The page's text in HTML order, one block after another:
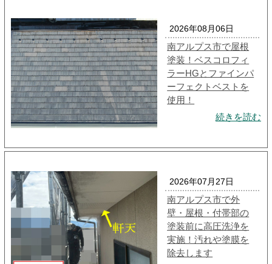
2026年08月06日
南アルプス市で屋根
塗装！ベスコロフィ
ラーHGとファインパ
ーフェクトベストを
使用！
続きを読む
2026年07月27日
南アルプス市で外
壁・屋根・付帯部の
塗装前に高圧洗浄を
実施！汚れや塗膜を
除去します